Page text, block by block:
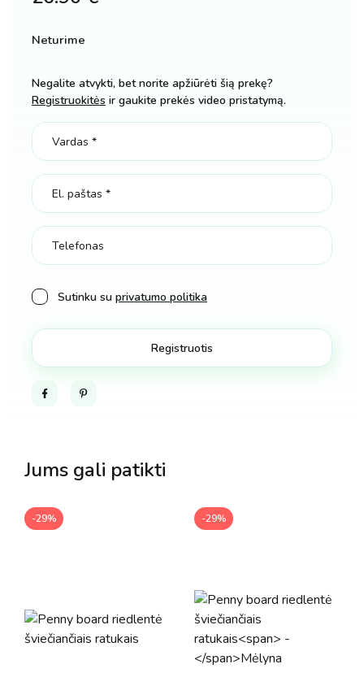
Neturime
Negalite atvykti, bet norite apžiūrėti šią prekę?
Registruokitės ir gaukite prekės video pristatymą.
Sutinku su privatumo politika
FacebookPinterest
Jums gali patikti
-29% -29%